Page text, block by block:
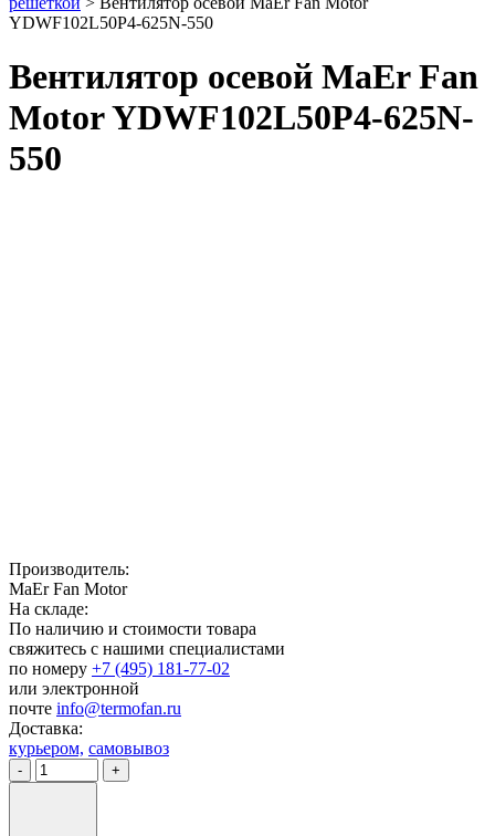
YDWF102L50P4-625N-550
Вентилятор осевой MaEr Fan
Motor YDWF102L50P4-625N-
550
Производитель:
MaEr Fan Motor
На складе:
По наличию и стоимости товара
свяжитесь с нашими специалистами
по номеру +7 (495) 181-77-02
или электронной
почте info@termofan.ru
Доставка:
курьером, самовывоз
- +